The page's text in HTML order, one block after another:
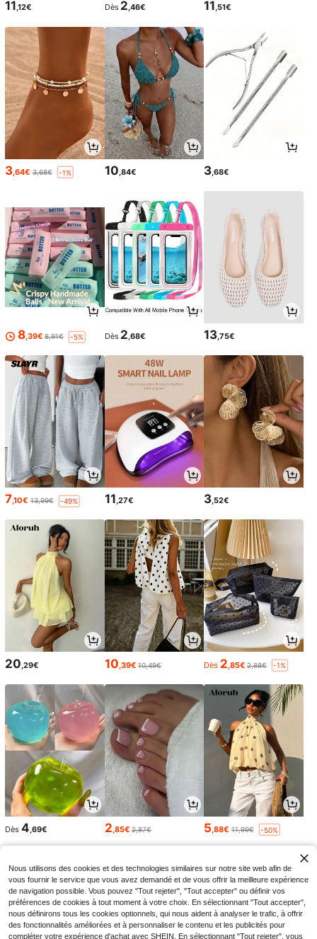
11,12€ Dès 2,46€ 11,51€
3 ,64€ 3,68€ -1% 10 ,84€ 3 ,68€
8,39€ 8,91€ -5% Dès 2,68€ 13,75€
7,10€ 13,99€ -49% 11,27€ 3,52€
20 ,29€ 10 ,39€ 10,49€ Dès 2 ,85€ 2,88€ -1%
Dès 4 ,69€ 2 ,85€ 2,87€ 5 ,88€ 11,99€ -50%
Nous utilisons des cookies et des technologies similaires sur notre site web afin de
vous fournir le service que vous avez demandé et de vous offrir la meilleure expérience
de navigation possible. Vous pouvez "Tout rejeter", "Tout accepter" ou définir vos
préférences de cookies à tout moment à votre choix. En sélectionnant "Tout accepter",
nous définirons tous les cookies optionnels, qui nous aident à analyser le trafic, à offrir
des fonctionnalités améliorées et à personnaliser le contenu et les publicités pour
compléter votre expérience d'achat avec SHEIN. En sélectionnant "Tout rejeter", vous